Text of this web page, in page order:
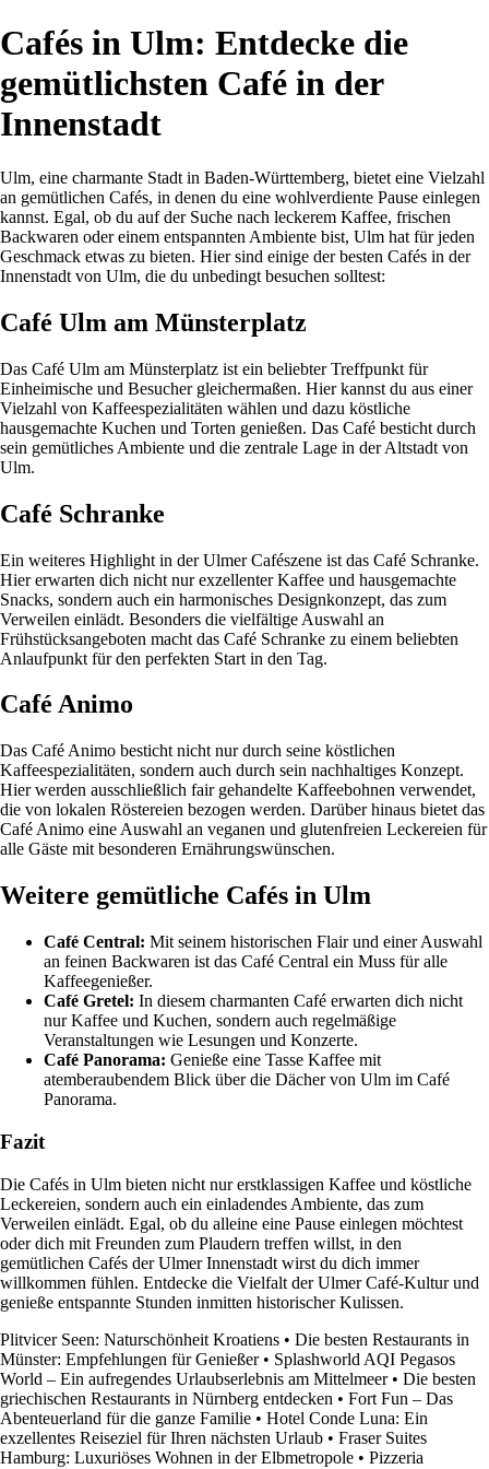
Cafés in Ulm: Entdecke die
gemütlichsten Café in der
Innenstadt
Ulm, eine charmante Stadt in Baden-Württemberg, bietet eine Vielzahl
an gemütlichen Cafés, in denen du eine wohlverdiente Pause einlegen
kannst. Egal, ob du auf der Suche nach leckerem Kaffee, frischen
Backwaren oder einem entspannten Ambiente bist, Ulm hat für jeden
Geschmack etwas zu bieten. Hier sind einige der besten Cafés in der
Innenstadt von Ulm, die du unbedingt besuchen solltest:
Café Ulm am Münsterplatz
Das Café Ulm am Münsterplatz ist ein beliebter Treffpunkt für
Einheimische und Besucher gleichermaßen. Hier kannst du aus einer
Vielzahl von Kaffeespezialitäten wählen und dazu köstliche
hausgemachte Kuchen und Torten genießen. Das Café besticht durch
sein gemütliches Ambiente und die zentrale Lage in der Altstadt von
Ulm.
Café Schranke
Ein weiteres Highlight in der Ulmer Cafészene ist das Café Schranke.
Hier erwarten dich nicht nur exzellenter Kaffee und hausgemachte
Snacks, sondern auch ein harmonisches Designkonzept, das zum
Verweilen einlädt. Besonders die vielfältige Auswahl an
Frühstücksangeboten macht das Café Schranke zu einem beliebten
Anlaufpunkt für den perfekten Start in den Tag.
Café Animo
Das Café Animo besticht nicht nur durch seine köstlichen
Kaffeespezialitäten, sondern auch durch sein nachhaltiges Konzept.
Hier werden ausschließlich fair gehandelte Kaffeebohnen verwendet,
die von lokalen Röstereien bezogen werden. Darüber hinaus bietet das
Café Animo eine Auswahl an veganen und glutenfreien Leckereien für
alle Gäste mit besonderen Ernährungswünschen.
Weitere gemütliche Cafés in Ulm
Café Central: Mit seinem historischen Flair und einer Auswahl
an feinen Backwaren ist das Café Central ein Muss für alle
Kaffeegenießer.
Café Gretel: In diesem charmanten Café erwarten dich nicht
nur Kaffee und Kuchen, sondern auch regelmäßige
Veranstaltungen wie Lesungen und Konzerte.
Café Panorama: Genieße eine Tasse Kaffee mit
atemberaubendem Blick über die Dächer von Ulm im Café
Panorama.
Fazit
Die Cafés in Ulm bieten nicht nur erstklassigen Kaffee und köstliche
Leckereien, sondern auch ein einladendes Ambiente, das zum
Verweilen einlädt. Egal, ob du alleine eine Pause einlegen möchtest
oder dich mit Freunden zum Plaudern treffen willst, in den
gemütlichen Cafés der Ulmer Innenstadt wirst du dich immer
willkommen fühlen. Entdecke die Vielfalt der Ulmer Café-Kultur und
genieße entspannte Stunden inmitten historischer Kulissen.
Plitvicer Seen: Naturschönheit Kroatiens • Die besten Restaurants in
Münster: Empfehlungen für Genießer• Splashworld AQI Pegasos
World – Ein aufregendes Urlaubserlebnis am Mittelmeer• Die besten
griechischen Restaurants in Nürnberg entdecken • Fort Fun – Das
Abenteuerland für die ganze Familie • Hotel Conde Luna: Ein
exzellentes Reiseziel für Ihren nächsten Urlaub • Fraser Suites
Hamburg: Luxuriöses Wohnen in der Elbmetropole • Pizzeria